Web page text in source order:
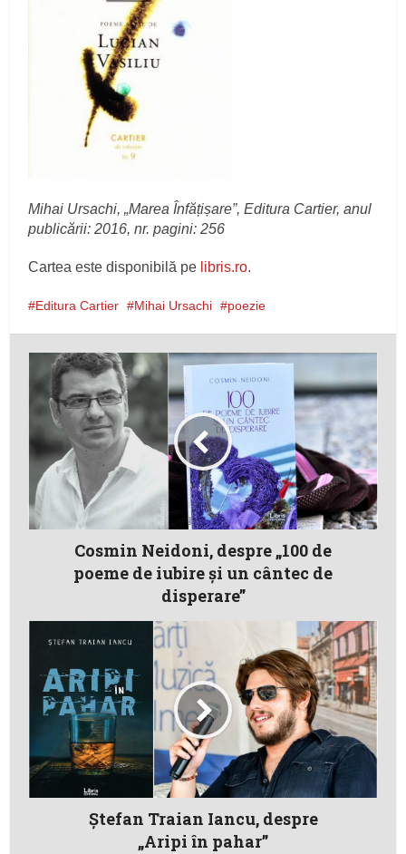
Mihai Ursachi, „Marea Înfățișare”, Editura Cartier, anul
publicării: 2016, nr. pagini: 256
Cartea este disponibilă pe libris.ro.
Editura Cartier Mihai Ursachi poezie
Cosmin Neidoni, despre „100 de
poeme de iubire și un cântec de
disperare”
Ştefan Traian Iancu, despre
„Aripi în pahar”